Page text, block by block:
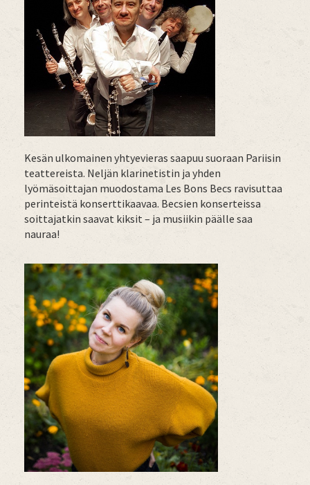
Kesän ulkomainen yhtyevieras saapuu suoraan Pariisin
teattereista. Neljän klarinetistin ja yhden
lyömäsoittajan muodostama Les Bons Becs ravisuttaa
perinteistä konserttikaavaa. Becsien konserteissa
soittajatkin saavat kiksit – ja musiikin päälle saa
nauraa!